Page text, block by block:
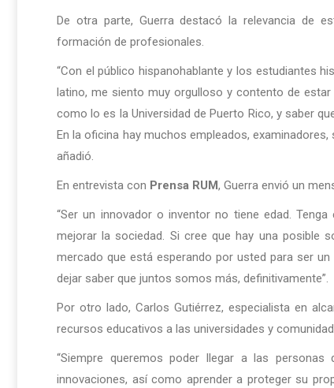
De otra parte, Guerra destacó la relevancia de
formación de profesionales.
“Con el público hispanohablante y los estudiantes
latino, me siento muy orgulloso y contento de
como lo es la Universidad de Puerto Rico, y saber
En la oficina hay muchos empleados,
añadió.
En entrevista con Prensa RUM, Guerra envió un
“Ser un innovador o inventor no tiene edad.
mejorar la sociedad. Si cree que hay una posible
mercado que está esperando por usted para ser
dejar saber que juntos somos más, definitivamente”.
Por otro lado, Carlos Gutiérrez, especialista en
recursos educativos a las universidades y
“Siempre queremos poder llegar a las
innovaciones, así como aprender a proteger su